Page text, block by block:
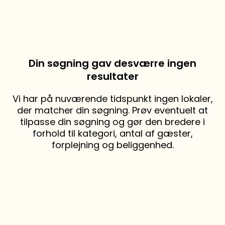
Din søgning gav desværre ingen
resultater
Vi har på nuværende tidspunkt ingen lokaler,
der matcher din søgning. Prøv eventuelt at
tilpasse din søgning og gør den bredere i
forhold til kategori, antal af gæster,
forplejning og beliggenhed.